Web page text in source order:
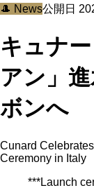
🎩 News公開日
キュナ
アン」
ボンへ
Cunard
Ceremony in Italy
***Launch